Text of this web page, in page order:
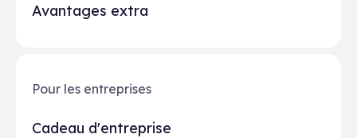
Avantages extra
Pour les entreprises
Cadeau d'entreprise